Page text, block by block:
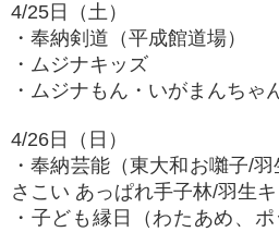
4/25日（土）
・奉納剣道（平成館道場）
・ムジナキッズ
・ムジナもん・いがまんちゃ
4/26日（日）
・奉納芸能（東大和お囃子/
さこい あっぱれ手子林/羽生キ
・子ども縁日（わたあめ、